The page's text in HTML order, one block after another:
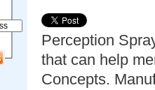
Perception
that can help
Concepts.